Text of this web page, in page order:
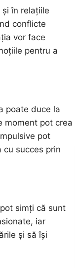
în relațiile
conflicte
vor face
pentru a
poate duce la
moment pot crea
pot
succes prin
simți că sunt
iar
și să își